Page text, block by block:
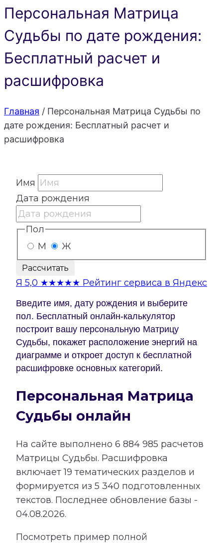
Персональная Матрица
Судьбы по дате рождения:
Бесплатный расчет и
расшифровка
Главная / Персональная Матрица Судьбы по
дате рождения: Бесплатный расчет и
расшифровка
Имя
Дата рождения
Пол
М
Ж
Рассчитать
Я 5,0 ★★★★★ Рейтинг сервиса в Яндекс
Введите имя, дату рождения и выберите
пол. Бесплатный онлайн-калькулятор
построит вашу персональную Матрицу
Судьбы, покажет расположение энергий на
диаграмме и откроет доступ к бесплатной
расшифровке основных категорий.
Персональная Матрица
Судьбы онлайн
На сайте выполнено 6 884 985 расчетов
Матрицы Судьбы. Расшифровка
включает19 тематических разделов и
формируется из 5 340 подготовленных
текстов. Последнее обновление базы -
04.08.2026.
Посмотреть пример полной